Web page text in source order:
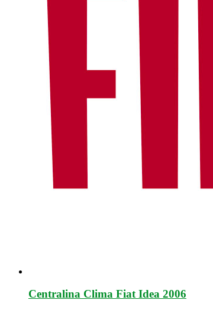
Centralina Clima Fiat Idea 2006